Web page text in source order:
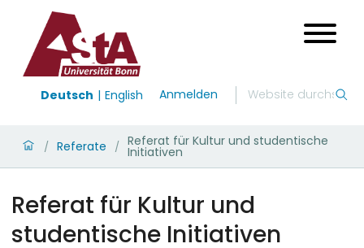
Deutsch English Anmelden
/ Referate / Referat für Kultur und studentische
Initiativen
Referat für Kultur und
studentische Initiativen